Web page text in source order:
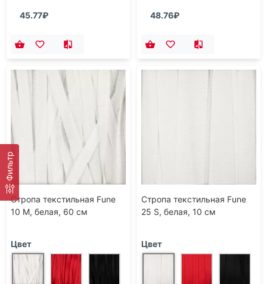
Фильтр
45.77₽ 48.76₽
Стропа текстильная Fune
10 M, белая, 60 см
Цвет
Стропа текстильная Fune
25 S, белая, 10 см
Цвет